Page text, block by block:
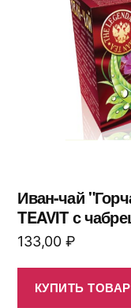
Иван-чай
TEAVIT с
133,00 ₽
КУПИТЬ ТОВАР